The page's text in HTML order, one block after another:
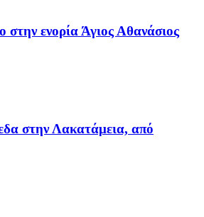
στην ενορία Άγιος Αθανάσιος
στην Λακατάμεια, από